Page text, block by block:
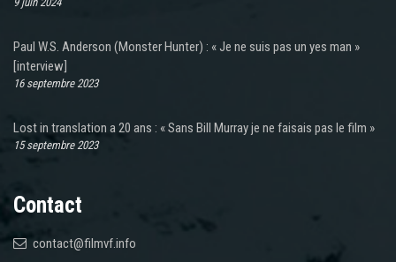
Paul W.S. Anderson (Monster Hunter) : « Je ne suis pas un yes man »
[interview]
16 septembre 2023
Lost in translation a 20 ans : « Sans Bill Murray je ne faisais pas le film »
15 septembre 2023
Contact
contact@filmvf.info